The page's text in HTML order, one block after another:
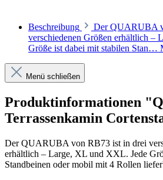
Beschreibung
Der QUARUBA
verschiedenen Größen erhältlich –
Größe ist dabei mit stabilen Stan…
Menü schließen
Produktinformationen
Terrassenkamin
Der QUARUBA von RB73 ist in drei
erhältlich – Large, XL und XXL. Jede
Standbeinen oder mobil mit 4 Rollen